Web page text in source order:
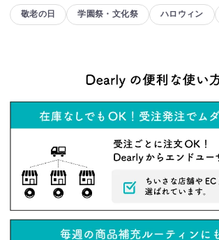
敬老の日 学園祭・文化祭 ハロウィン